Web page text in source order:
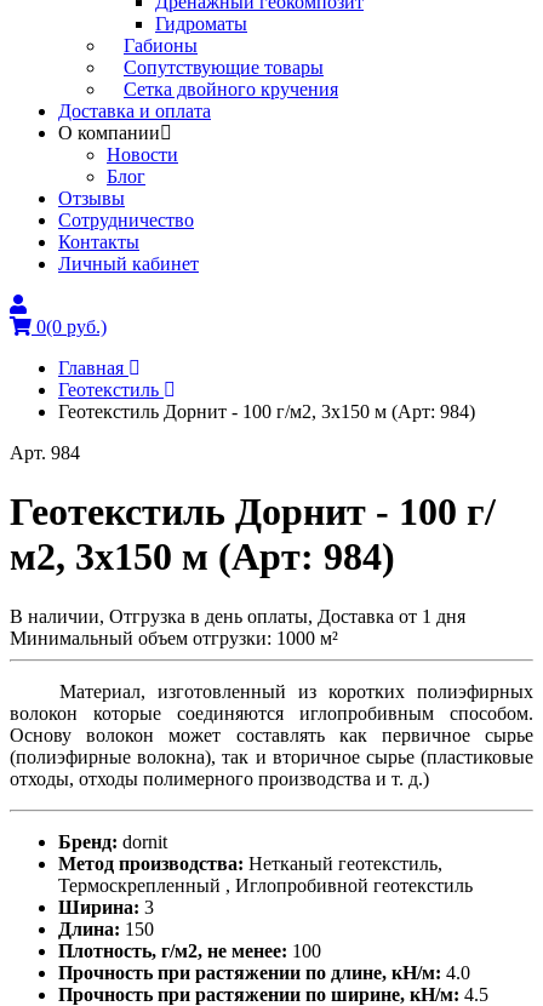
Гидроматы
Габионы
Сопутствующие товары
Сетка двойного кручения
Доставка и оплата
О компании
Новости
Блог
Отзывы
Сотрудничество
Контакты
Личный кабинет
0(0 руб.)
Главная
Геотекстиль
Геотекстиль Дорнит - 100 г/м2, 3x150 м (Арт: 984)
Арт. 984
Геотекстиль Дорнит - 100 г/
м2, 3x150 м (Арт: 984)
В наличии, Отгрузка в день оплаты, Доставка от 1 дня
Минимальный объем отгрузки: 1000 м²
Материал, изготовленный из коротких полиэфирных
волокон которые соединяются иглопробивным способом.
Основу волокон может составлять как первичное сырье
(полиэфирные волокна), так и вторичное сырье (пластиковые
отходы, отходы полимерного производства и т. д.)
Бренд: dornit
Метод производства: Нетканый геотекстиль,
Термоскрепленный , Иглопробивной геотекстиль
Ширина: 3
Длина: 150
Плотность, г/м2, не менее: 100
Прочность при растяжении по длине, кН/м: 4.0
Прочность при растяжении по ширине, кН/м: 4.5